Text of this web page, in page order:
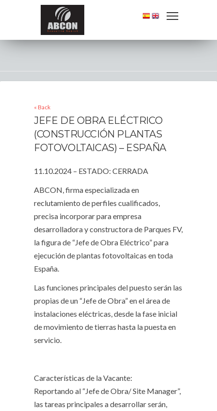
« Back
JEFE DE OBRA ELÉCTRICO
(CONSTRUCCIÓN PLANTAS
FOTOVOLTAICAS) – ESPAÑA
11.10.2024 – ESTADO: CERRADA
ABCON, firma especializada en
reclutamiento de perfiles cualificados,
precisa incorporar para empresa
desarrolladora y constructora de Parques FV,
la figura de “Jefe de Obra Eléctrico” para
ejecución de plantas fotovoltaicas en toda
España.
Las funciones principales del puesto serán las
propias de un “Jefe de Obra” en el área de
instalaciones eléctricas, desde la fase inicial
de movimiento de tierras hasta la puesta en
servicio.
Características de la Vacante:
Reportando al “Jefe de Obra/ Site Manager”,
las tareas principales a desarrollar serán,